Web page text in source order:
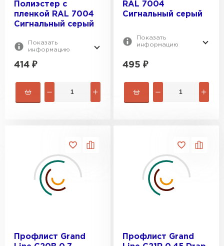
Полиэстер с
пленкой RAL 7004
Сигнальный серый
Показать
информацию
414 ₽
RAL 7004
Сигнальный серый
Показать
информацию
495 ₽
Профлист Grand
Профлист Grand